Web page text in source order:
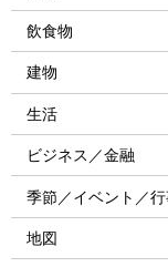
飲食物
建物
生活
ビジネス／金融
季節／イベント／
地図